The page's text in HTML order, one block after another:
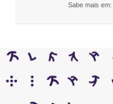
Sabe mais em: